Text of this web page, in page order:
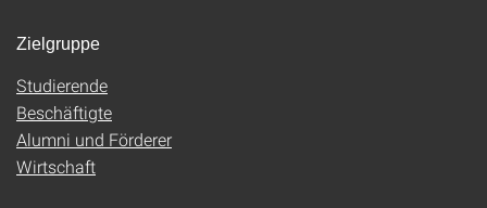
Zielgruppe
Studierende
Beschäftigte
Alumni und Förderer
Wirtschaft